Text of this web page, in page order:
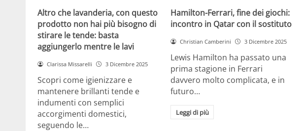
Altro che lavanderia, con questo
prodotto non hai più bisogno di
stirare le tende: basta
aggiungerlo mentre le lavi
Clarissa Missarelli 3 Dicembre 2025
Scopri come igienizzare e
mantenere brillanti tende e
indumenti con semplici
accorgimenti domestici,
seguendo le…
Hamilton-Ferrari, fine dei giochi:
incontro in Qatar con il sostituto
Christian Camberini 3 Dicembre 2025
Lewis Hamilton ha passato una
prima stagione in Ferrari
davvero molto complicata, e in
futuro…
Leggi di più